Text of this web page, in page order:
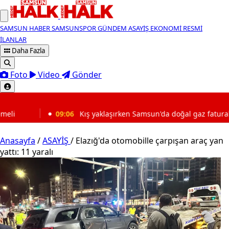
SAMSUN HABERSAMSUNSPORGÜNDEM ASAYİŞ EKONOMİ RESMİ
İLANLAR
Daha Fazla
Foto Video Gönder
Kış yaklaşırken Samsun'da doğal gaz faturalarına dikkat
Anasayfa /ASAYİŞ / Elazığ'da otomobille çarpışan araç yan
yattı: 11 yaralı